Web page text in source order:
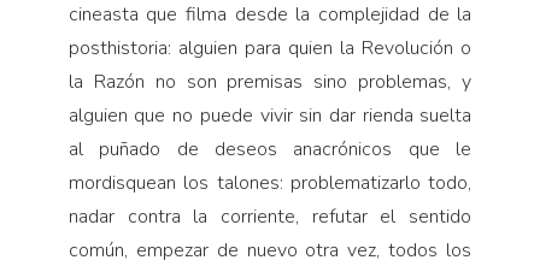
cineasta que filma desde la complejidad de la
posthistoria: alguien para quien la Revolución o
la Razón no son premisas sino problemas, y
alguien que no puede vivir sin dar rienda suelta
al puñado de deseos anacrónicos que le
mordisquean los talones: problematizarlo todo,
nadar contra la corriente, refutar el sentido
común, empezar de nuevo otra vez, todos los